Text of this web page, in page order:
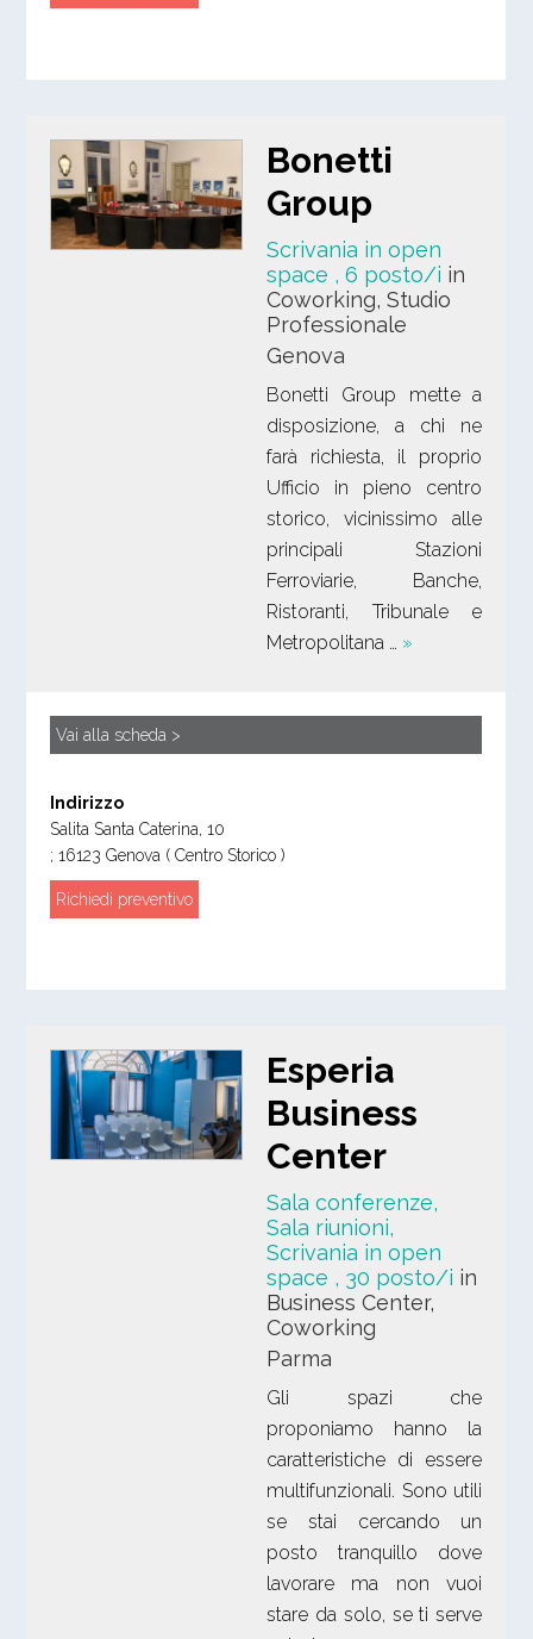
Bonetti
Group
Scrivania in open
space , 6 posto/i in
Coworking, Studio
Professionale
Genova
Bonetti Group mette a
disposizione, a chi ne
farà richiesta, il proprio
Ufficio in pieno centro
storico, vicinissimo alle
principali Stazioni
Ferroviarie, Banche,
Ristoranti, Tribunale e
Metropolitana … »
Vai alla scheda >
Indirizzo
Salita Santa Caterina, 10
;16123Genova ( Centro Storico )
Richiedi preventivo
Esperia
Business
Center
Sala conferenze,
Sala riunioni,
Scrivania in open
space , 30 posto/i in
Business Center,
Coworking
Parma
Gli spazi che
proponiamo hanno la
caratteristiche di essere
multifunzionali. Sono utili
se stai cercando un
posto tranquillo dove
lavorare ma non vuoi
stare da solo, se ti serve